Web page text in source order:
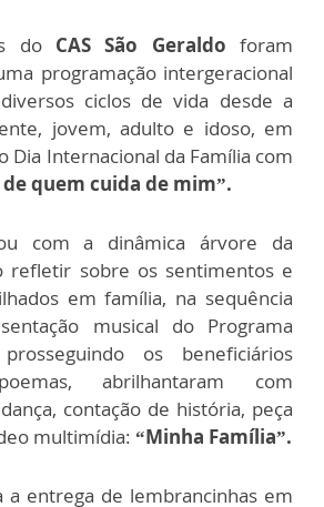
do CAS São Geraldo foram
programação intergeracional
ciclos de vida desde a
jovem, adulto e idoso, em
Dia Internacional da Família com
de quem cuida de mim”.
com a dinâmica árvore da
refletir sobre os sentimentos e
em família, na sequência
musical do Programa
os beneficiários
abrilhantaram com
contação de história, peça
multimídia: “Minha Família”.
a entrega de lembrancinhas em